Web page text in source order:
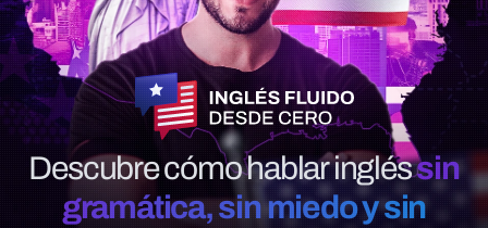
Descubre cómo hablar ingléssin
gramática, sin miedo y sin